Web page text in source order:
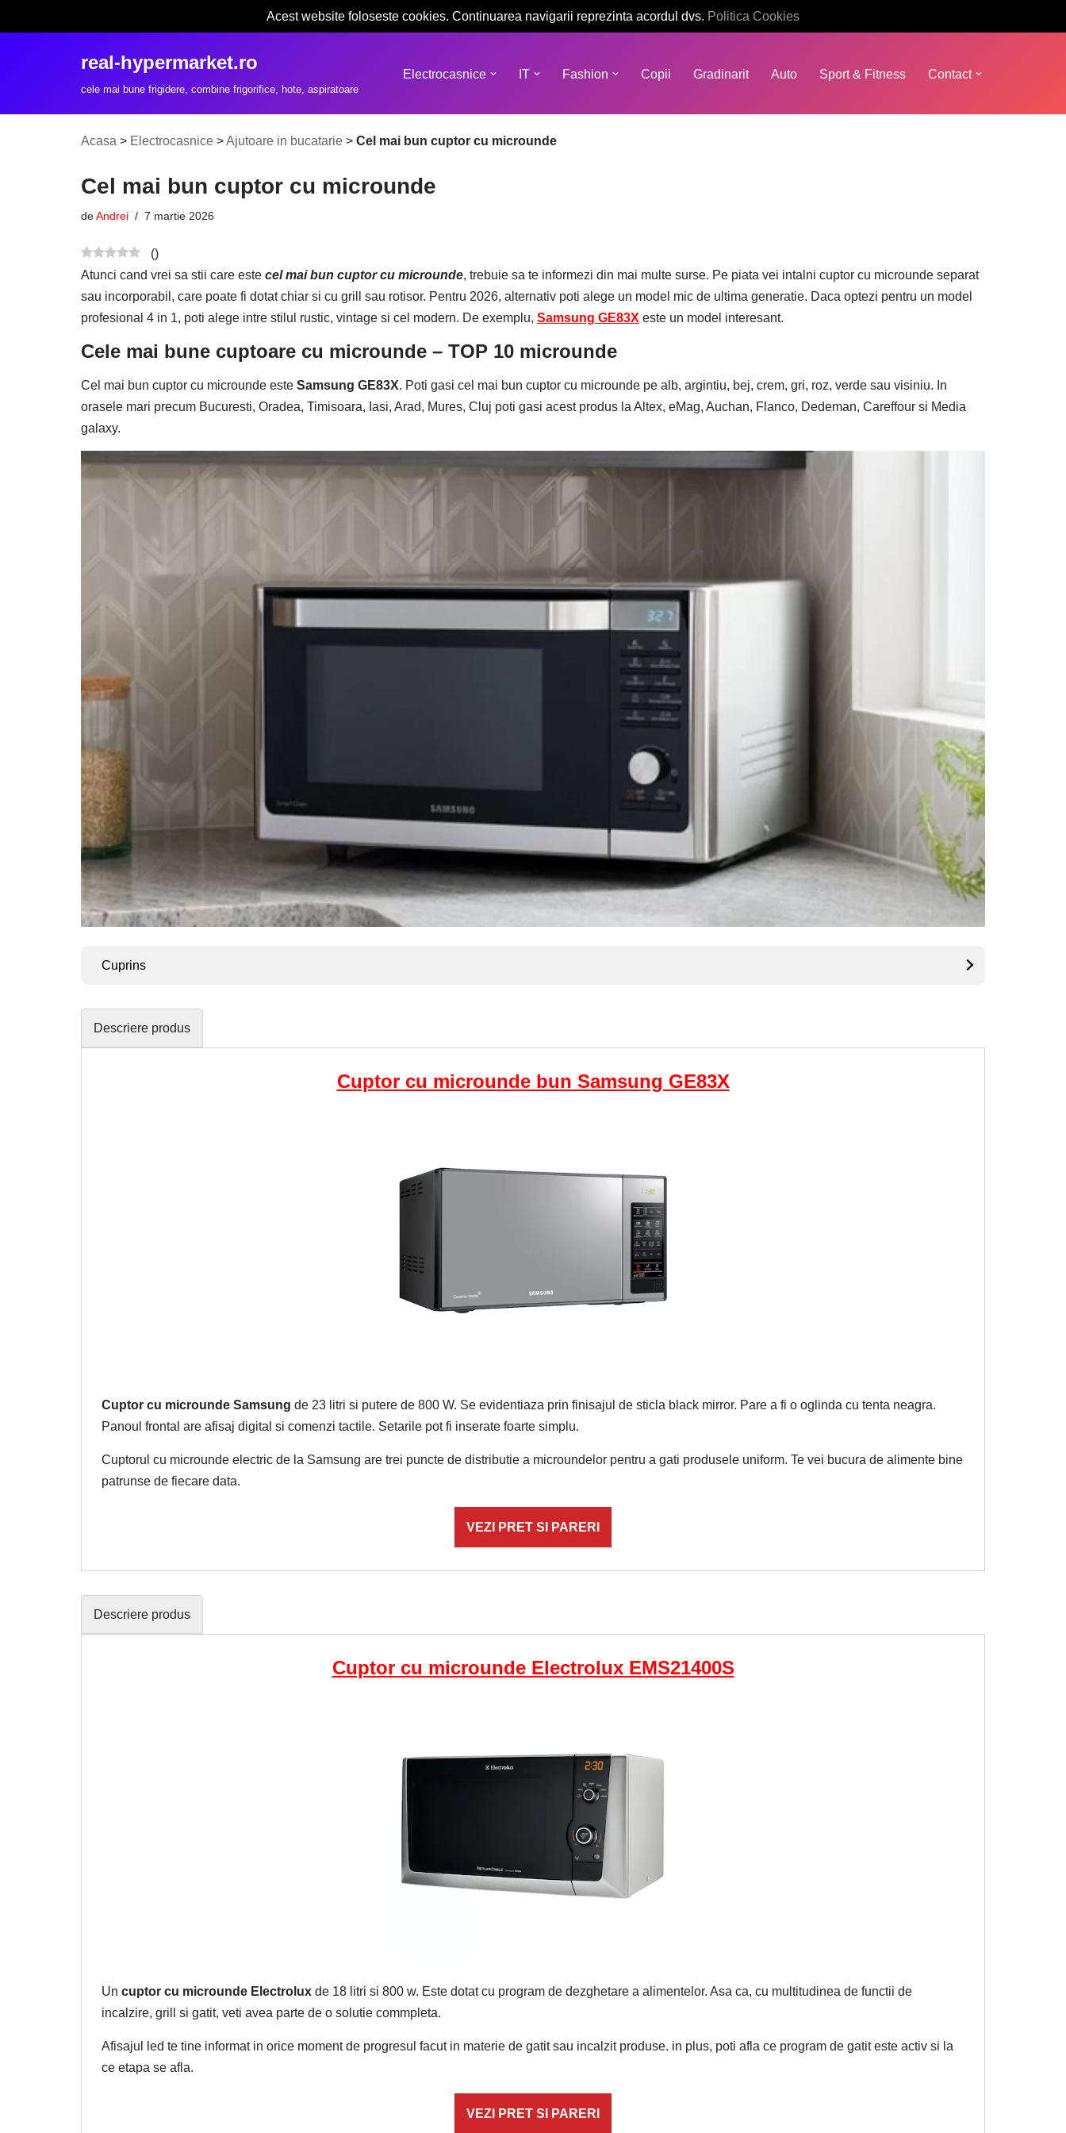
Acest website foloseste cookies. Continuarea navigarii reprezinta acordul dvs. Politica Cookies
real-hypermarket.ro
cele mai bune frigidere, combine frigorifice, hote, aspiratoare
Electrocasnice IT Fashion Copii Gradinarit Auto Sport & Fitness Contact
Acasa > Electrocasnice >Ajutoare in bucatarie > Cel mai bun cuptor cu microunde
Cel mai bun cuptor cu microunde
deAndrei 7 martie 2026
()
Atunci cand vrei sa stii care este cel mai bun cuptor cu microunde, trebuie sa te informezi din mai multe surse. Pe piata vei intalni cuptor cu microunde separat
sau incorporabil, care poate fi dotat chiar si cu grill sau rotisor. Pentru 2026, alternativ poti alege un model mic de ultima generatie. Daca optezi pentru un model
profesional 4 in 1, poti alege intre stilul rustic, vintage si cel modern. De exemplu, Samsung GE83X este un model interesant.
Cele mai bune cuptoare cu microunde – TOP 10 microunde
Cel mai bun cuptor cu microunde este Samsung GE83X. Poti gasi cel mai bun cuptor cu microunde pe alb, argintiu, bej, crem, gri, roz, verde sau visiniu. In
orasele mari precum Bucuresti, Oradea, Timisoara, Iasi, Arad, Mures, Cluj poti gasi acest produs la Altex, eMag, Auchan, Flanco, Dedeman, Careffour si Media
galaxy.
Cuprins
Descriere produs
Cuptor cu microunde bun Samsung GE83X
Cuptor cu microunde Samsung de 23 litri si putere de 800 W. Se evidentiaza prin finisajul de sticla black mirror. Pare a fi o oglinda cu tenta neagra.
Panoul frontal are afisaj digital si comenzi tactile. Setarile pot fi inserate foarte simplu.
Cuptorul cu microunde electric de la Samsung are trei puncte de distributie a microundelor pentru a gati produsele uniform. Te vei bucura de alimente bine
patrunse de fiecare data.
VEZI PRET SI PARERI
Descriere produs
Cuptor cu microunde Electrolux EMS21400S
Un cuptor cu microunde Electrolux de 18 litri si 800 w. Este dotat cu program de dezghetare a alimentelor. Asa ca, cu multitudinea de functii de
incalzire, grill si gatit, veti avea parte de o solutie commpleta.
Afisajul led te tine informat in orice moment de progresul facut in materie de gatit sau incalzit produse. in plus, poti afla ce program de gatit este activ si la
ce etapa se afla.
VEZI PRET SI PARERI